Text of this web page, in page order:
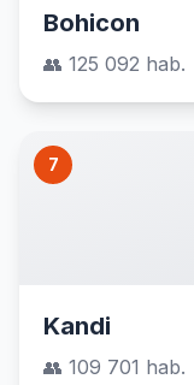
Bohicon
👥 125 092 hab.
7
Kandi
👥 109 701 hab.